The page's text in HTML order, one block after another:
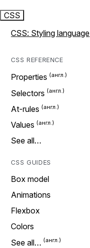
CSS
CSS: Styling language
CSS REFERENCE
Properties
Selectors
At-rules
Values
See all…
CSS GUIDES
Box model
Animations
Flexbox
Colors
See all…